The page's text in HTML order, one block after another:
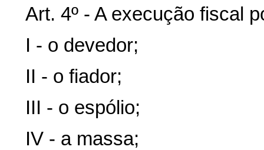
Art. 4º - A execução fiscal
I - o devedor;
II - o fiador;
III - o espólio;
IV - a massa;